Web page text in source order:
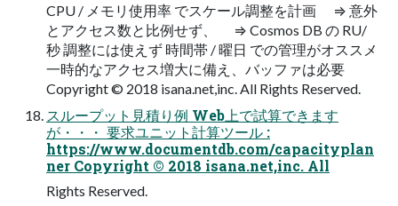
CPU / メモリ使⽤率 でスケール調整を計画 ⇒ 意外
とアクセス数と⽐例せず、 ⇒ Cosmos DB の RU/
秒 調整には使えず 時間帯 / 曜⽇ での管理がオススメ
⼀時的なアクセス増⼤に備え、バッファは必要
Copyright © 2018 isana.net,inc. All Rights Reserved.
スループット⾒積り例 Web上で試算できます
が・・・ 要求ユニット計算ツール :
https://www.documentdb.com/capacityplan
ner Copyright © 2018 isana.net,inc. All
Rights Reserved.